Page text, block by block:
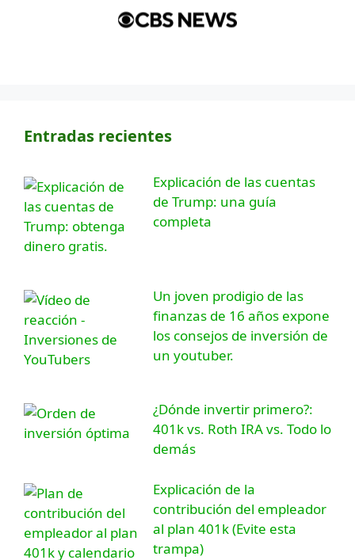
Entradas recientes
Explicación de las cuentas
de Trump: una guía
completa
Un joven prodigio de las
finanzas de 16 años expone
los consejos de inversión de
un youtuber.
¿Dónde invertir primero?:
401k vs. Roth IRA vs. Todo lo
demás
Explicación de la
contribución del empleador
al plan 401k (Evite esta
trampa)